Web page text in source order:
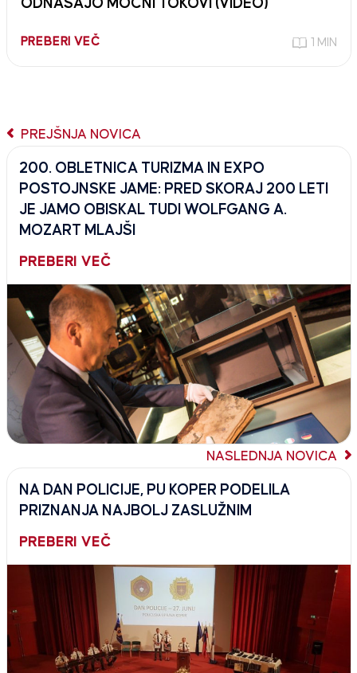
ODNAŠAJO MOČNI TOKOVI (VIDEO)
PREBERI VEČ 1 MIN
PREJŠNJA NOVICA
200. OBLETNICA TURIZMA IN EXPO
POSTOJNSKE JAME: PRED SKORAJ 200 LETI
JE JAMO OBISKAL TUDI WOLFGANG A.
MOZART MLAJŠI
PREBERI VEČ
NASLEDNJA NOVICA
NA DAN POLICIJE, PU KOPER PODELILA
PRIZNANJA NAJBOLJ ZASLUŽNIM
PREBERI VEČ